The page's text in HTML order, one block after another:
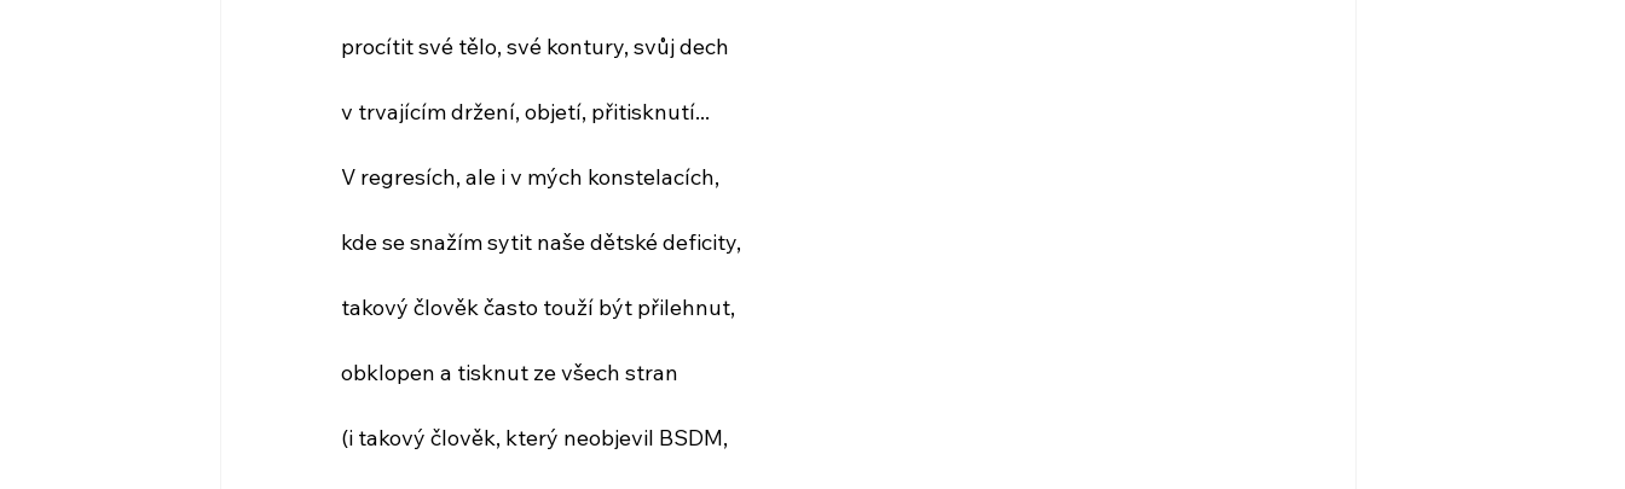
procítit své tělo, své kontury, svůj dech
v trvajícím držení, objetí, přitisknutí...
V regresích, ale i v mých konstelacích,
kde se snažím sytit naše dětské deficity,
takový člověk často touží být přilehnut,
obklopen a tisknut ze všech stran
(i takový člověk, který neobjevil BSDM,